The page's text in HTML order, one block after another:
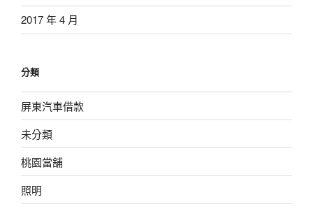
2017 年 4 月
分類
屏東汽車借款
未分類
桃園當舖
照明